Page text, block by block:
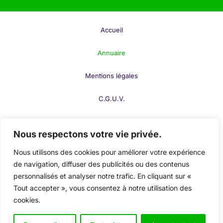
Nous respectons votre vie privée.
Nous utilisons des cookies pour améliorer votre expérience
de navigation, diffuser des publicités ou des contenus
personnalisés et analyser notre trafic. En cliquant sur «
Tout accepter », vous consentez à notre utilisation des
cookies.
économique, en plus de garantir une
Aménagement Extérieur &
Extérieur Agréable
apportent non seulement du charme à votre habitat
mais aussi du bien-être. Despaysagistes , des
jardinierset desartisans spécialisésvous aideront
à aménager et à entretenir votre jardin, terrasse ou
balcon. Les services incluent :
Conception de jardins: création d’espaces
Accueil
Annuaire
Mentions légales
C.G.U.V.
Publier votre fiche
Mon compte